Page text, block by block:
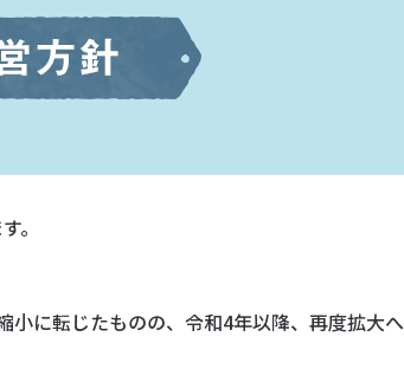
。
小に転じたものの、令和4年以降、再度拡大へ